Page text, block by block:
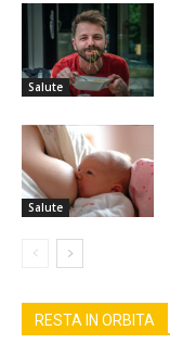
Salute
Salute
RESTA IN ORBITA